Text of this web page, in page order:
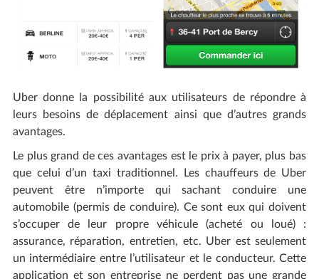
Uber donne la possibilité aux utilisateurs de répondre à
leurs besoins de déplacement ainsi que d’autres grands
avantages.
Le plus grand de ces avantages est le prix à payer, plus bas
que celui d’un taxi traditionnel. Les chauffeurs de Uber
peuvent être n’importe qui sachant conduire une
automobile (permis de conduire). Ce sont eux qui doivent
s’occuper de leur propre véhicule (acheté ou loué) :
assurance, réparation, entretien, etc. Uber est seulement
un intermédiaire entre l’utilisateur et le conducteur. Cette
application et son entreprise ne perdent pas une grande